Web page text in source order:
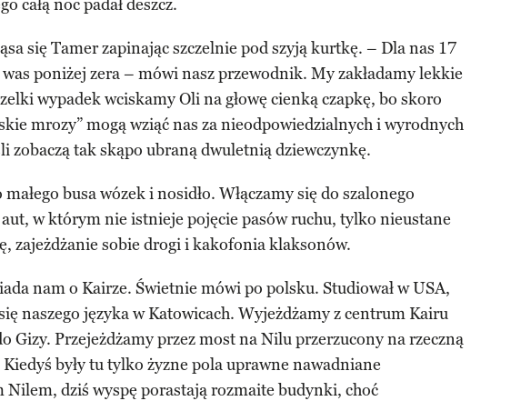
całą noc padał deszcz.
się Tamer zapinając szczelnie pod szyją kurtkę. – Dla nas 17
was poniżej zera – mówi nasz przewodnik. My zakładamy lekkie
wypadek wciskamy Oli na głowę cienką czapkę, bo skoro
mrozy” mogą wziąć nas za nieodpowiedzialnych i wyrodnych
zobaczą tak skąpo ubraną dwuletnią dziewczynkę.
busa wózek i nosidło. Włączamy się do szalonego
w którym nie istnieje pojęcie pasów ruchu, tylko nieustane
zajeżdżanie sobie drogi i kakofonia klaksonów.
nam o Kairze. Świetnie mówi po polsku. Studiował w USA,
naszego języka w Katowicach. Wyjeżdżamy z centrum Kairu
Gizy. Przejeżdżamy przez most na Nilu przerzucony na rzeczną
były tu tylko żyzne pola uprawne nawadniane
Nilem, dziś wyspę porastają rozmaite budynki, choć